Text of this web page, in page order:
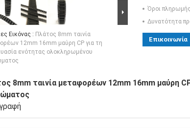
Εικόνας : Πλάτος 8mm ταινία
12mm 16mm μαύρη CP για τη
ενότητας ολοκληρωμένου
Όροι
Δυνατότητα
Επικοινωνία
8mm ταινία μεταφορέων 12mm 16mm μαύρη